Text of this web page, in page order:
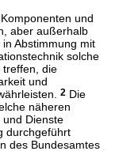
und
aber außerhalb
Abstimmung mit
solche
treffen, die
und
2Die
näheren
Dienste
durchgeführt
des Bundesamtes